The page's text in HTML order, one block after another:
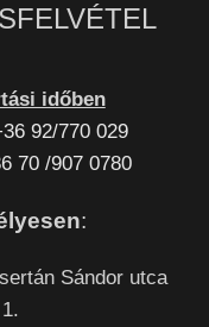
időben
92/770 029
70 /907 0780
:
Sándor utca
1.